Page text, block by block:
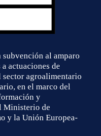
subvención al amparo
actuaciones de
agroalimentario
en el marco del
y
Ministerio de
y la Unión Europea-